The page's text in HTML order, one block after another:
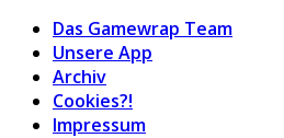
Das Gamewrap Team
Unsere App
Archiv
Cookies?!
Impressum